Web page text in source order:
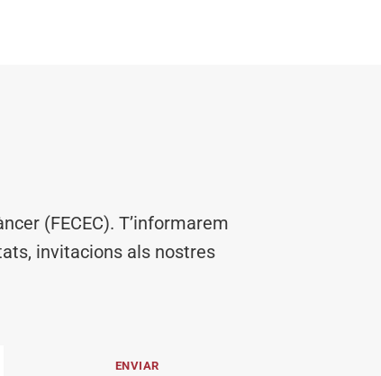
(FECEC). T’informarem
invitacions als nostres